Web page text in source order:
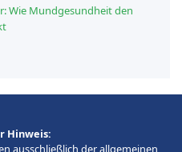
Wie Mundgesundheit den
Hinweis:
ausschließlich der allgemeinen